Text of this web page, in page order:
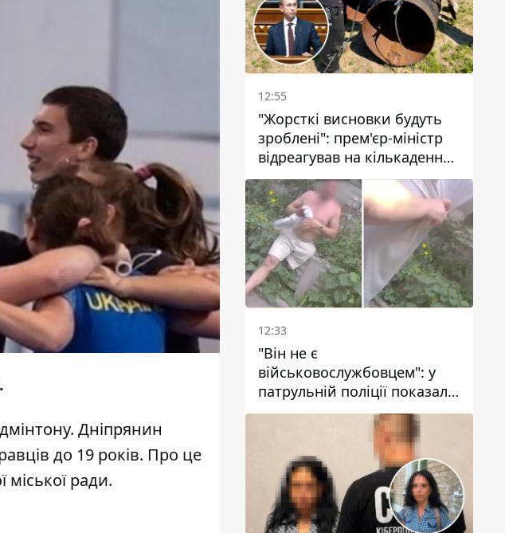
Дніпрянин
до 19 років. Про це
ради.
12:55
"Жорсткі висновки будуть
зроблені": прем'єр-міністр
відреагував на кількаденну
відсутність води у Марганці
12:33
"Він не є
військовослужбовцем": у
патрульній поліції показали
відео конфлікту з чоловіком
без ноги на проспекті Поля